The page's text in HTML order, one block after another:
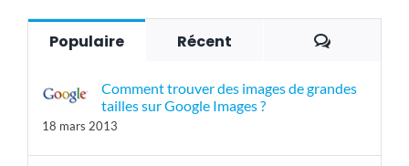
Populaire Récent
Comment trouver des images de grandes
tailles sur Google Images ?
18 mars 2013